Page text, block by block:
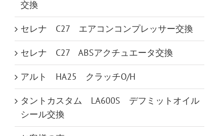
交換
セレナ C27 エアコンコンプレッサー交換
セレナ C27 ABSアクチュエータ交換
アルト HA25 クラッチO/H
タントカスタム LA600S デフミットオイル
シール交換